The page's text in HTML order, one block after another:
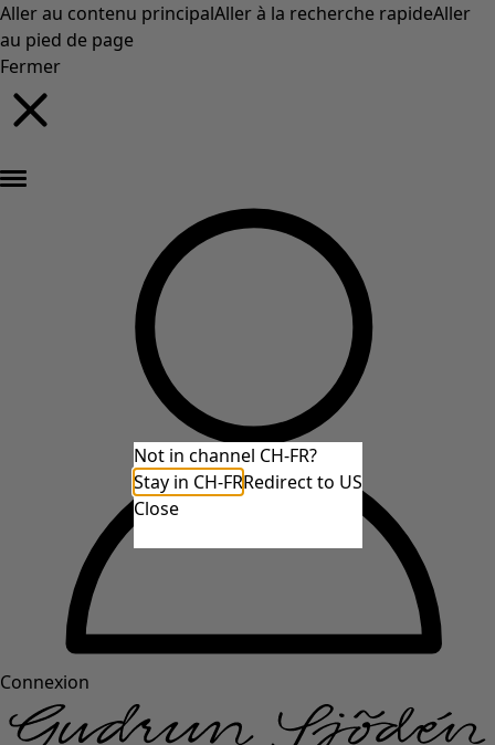
Aller au contenu principalAller à la recherche rapideAller
au pied de page
Fermer
Connexion
Not in channel CH-FR?
Stay in CH-FRRedirect to US
Close